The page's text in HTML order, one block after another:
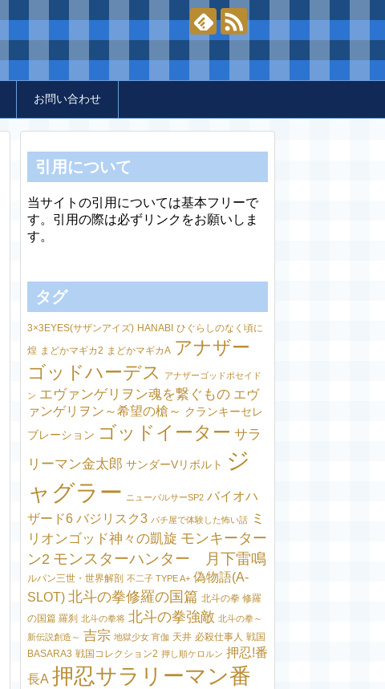
お問い合わせ
引用について
当サイトの引用については基本フリーで
す。引用の際は必ずリンクをお願いしま
す。
タグ
3×3EYES(サザンアイズ) HANABI ひぐらしのなく頃に
煌 まどかマギカ2 まどかマギカA アナザー
ゴッドハーデス
アナザーゴッドポセイド
ン エヴァンゲリヲン魂を繋ぐもの エヴ
ァンゲリヲン～希望の槍～ クランキーセレ
ブレーション ゴッドイーター サラ
リーマン金太郎 サンダーVリボルト
ジ
ャグラー
ニューパルサーSP2 バイオハ
ザード6 バジリスク3 パチ屋で体験した怖い話
ミ
リオンゴッド神々の凱旋 モンキーター
ン2 モンスターハンター 月下雷鳴
ルパン三世・世界解剖 不二子 TYPE A+ 偽物語(A-
SLOT) 北斗の拳修羅の国篇 北斗の拳 修羅
の国篇 羅刹 北斗の拳将 北斗の拳強敵 北斗の拳～
新伝説創造～ 吉宗 地獄少女 宵伽 天井 必殺仕事人 戦国
BASARA3 戦国コレクション2 押し順ケロルン 押忍!番
長A 押忍サラリーマン番